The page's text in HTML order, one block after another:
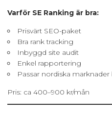
Varför SE Ranking är bra:
Prisvärt SEO-paket
Bra rank tracking
Inbyggd site audit
Enkel rapportering
Passar nordiska marknader
Pris: ca 400–900 kr/mån